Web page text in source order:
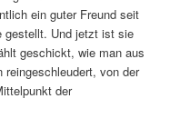
ein guter Freund seit
gestellt. Und jetzt ist sie
geschickt, wie man aus
von der
der